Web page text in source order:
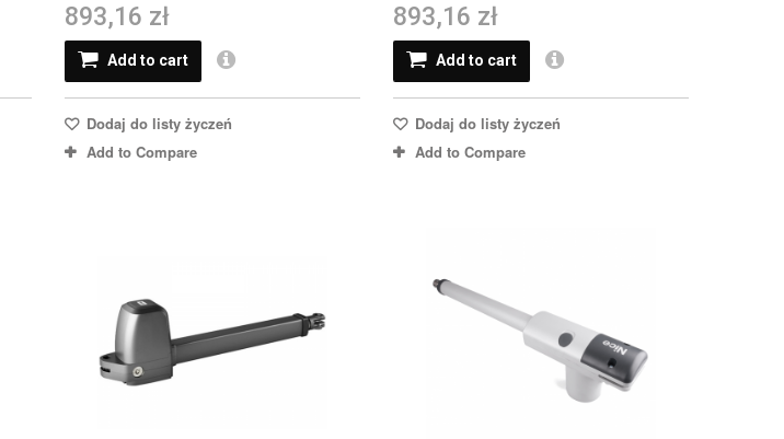
893,16 zł
Add to cart
Dodaj do listy życzeń
Add to Compare
893,16 zł
Add to cart
Dodaj do listy życzeń
Add to Compare